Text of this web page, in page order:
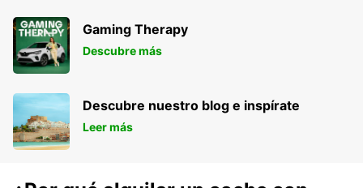
Gaming Therapy
Descubre más
Descubre nuestro blog e inspírate
Leer más